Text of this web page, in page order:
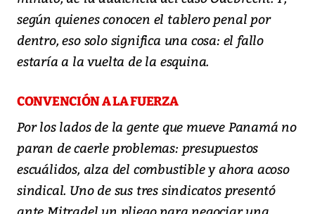
según quienes conocen el tablero penal por
dentro, eso solo significa una cosa: el fallo
estaría a la vuelta de la esquina.
CONVENCIÓN A LA FUERZA
Por los lados de la gente que mueve Panamá no
paran de caerle problemas: presupuestos
escuálidos, alza del combustible y ahora acoso
sindical. Uno de sus tres sindicatos presentó